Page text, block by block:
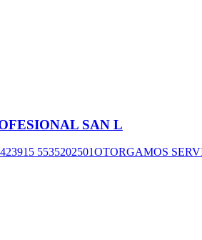
SAN L
5535202501OTORGAMOS